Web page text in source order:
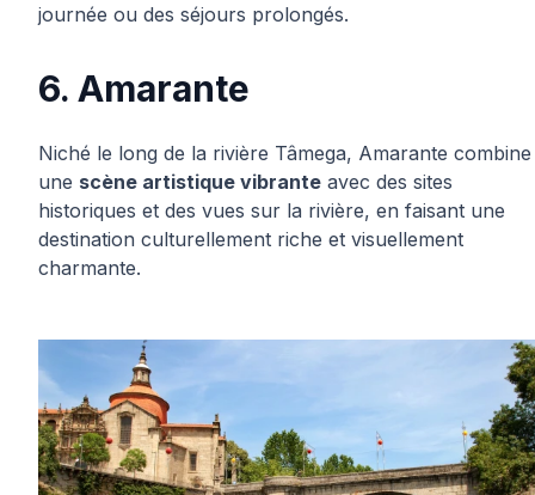
journée ou des séjours prolongés.
6. Amarante
Niché le long de la rivière Tâmega, Amarante combine
une scène artistique vibrante avec des sites
historiques et des vues sur la rivière, en faisant une
destination culturellement riche et visuellement
charmante.